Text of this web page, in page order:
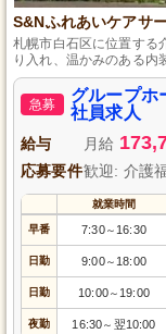
S&Nふれあいケアサ
札幌市白石区に位置する
り入れ、温かみのある内
験の方も、経験や資格
いるため、安心して成
上での大きなメリットで
急募
グループホ
社員求人
給与 月給
応募要件歓迎: 介護
就業時間
早番 7:30～ 16:30
日勤 9:00～ 18:00
日勤 10:00～ 19:00
夜勤 16:30～ 翌10:00